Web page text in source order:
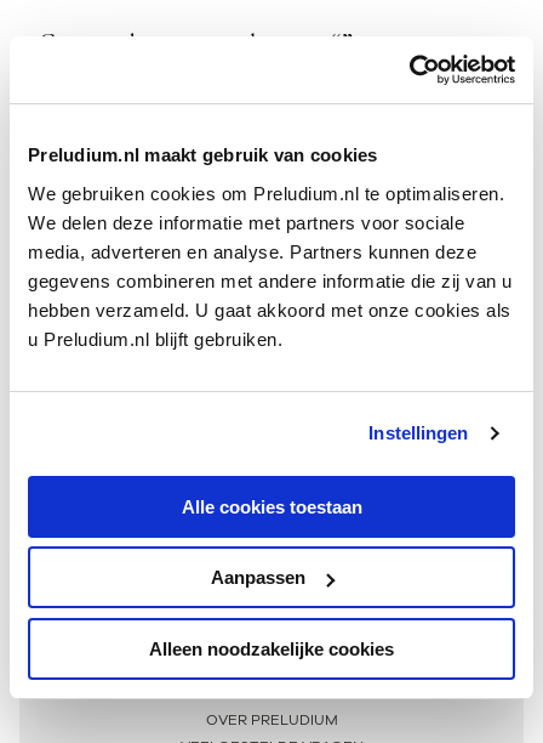
Preludium.nl maakt gebruik van cookies
We gebruiken cookies om Preludium.nl te optimaliseren.
We delen deze informatie met partners voor sociale
media, adverteren en analyse. Partners kunnen deze
gegevens combineren met andere informatie die zij van u
hebben verzameld. U gaat akkoord met onze cookies als
u Preludium.nl blijft gebruiken.
Instellingen
Alle cookies toestaan
Aanpassen
Alleen noodzakelijke cookies
Geen resultaten gevonden voor “”.
Meer informatie
OVER PRELUDIUM